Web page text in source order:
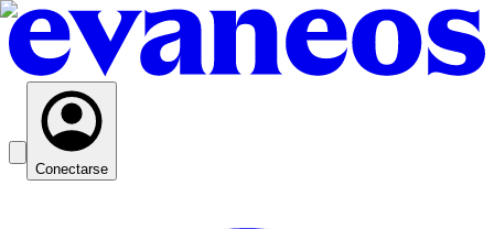
Conectarse